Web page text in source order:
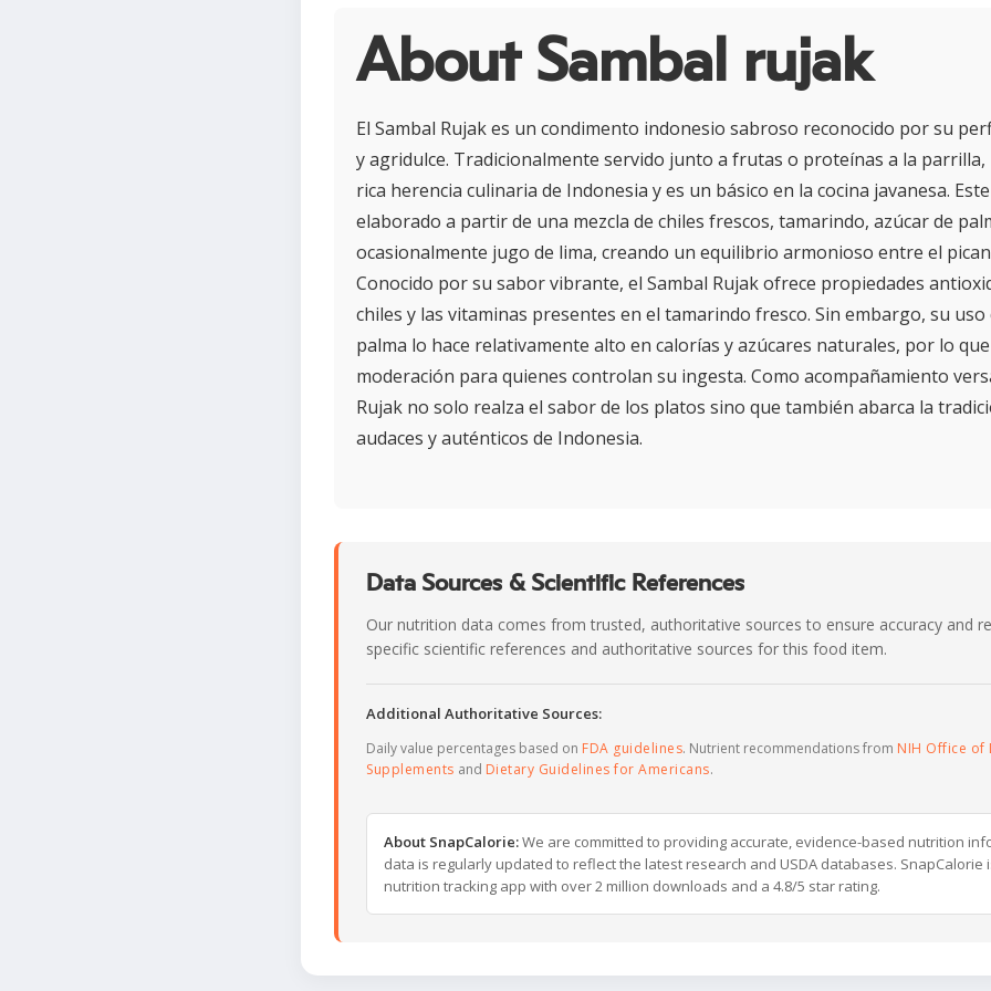
About Sambal rujak
El Sambal Rujak es un condimento indonesio sabroso reconocido por su
y agridulce. Tradicionalmente servido junto a frutas o proteínas a la parrilla,
rica herencia culinaria de Indonesia y es un básico en la cocina javanesa.
elaborado a partir de una mezcla de chiles frescos, tamarindo, azúcar de
ocasionalmente jugo de lima, creando un equilibrio armonioso entre el
Conocido por su sabor vibrante, el Sambal Rujak ofrece propiedades
chiles y las vitaminas presentes en el tamarindo fresco. Sin embargo, su uso
palma lo hace relativamente alto en calorías y azúcares naturales, por lo
moderación para quienes controlan su ingesta. Como acompañamiento
Rujak no solo realza el sabor de los platos sino que también abarca la
audaces y auténticos de Indonesia.
Data Sources & Scientific References
Our nutrition data comes from trusted, authoritative sources to ensure accuracy and
specific scientific references and authoritative sources for this food item.
Additional Authoritative Sources:
Daily value percentages based on FDA guidelines. Nutrient recommendations from NIH Office of
Supplements and Dietary Guidelines for Americans.
About SnapCalorie:We are committed to providing accurate, evidence-based nutrition
data is regularly updated to reflect the latest research and USDA databases. SnapCalorie
nutrition tracking app with over 2 million downloads and a 4.8/5 star rating.